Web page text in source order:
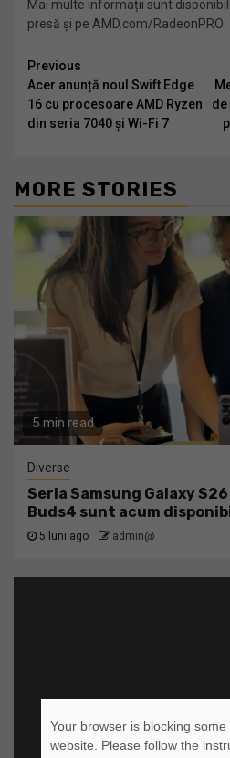
Mai multe informații sunt
presă și pe AMD.com/RadeonPRO
Continue
Reading
Previous
Acer anunță noul Swift Edge
16 cu procesoare AMD Ryzen
din seria 7040 și Wi-Fi 7
de
MORE STORIES
5 min read
Diverse
Seria Samsung Galaxy
Buds4 sunt acum
5 luni ago admin@
Your browser is blocking
website. Please follow the